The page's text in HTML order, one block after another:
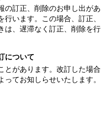
の訂正、削除のお申し出があ
います。この場合、訂正、
は、遅滞なく訂正、削除を行
について
とがあります。改訂した場合
てお知しらせいたします。